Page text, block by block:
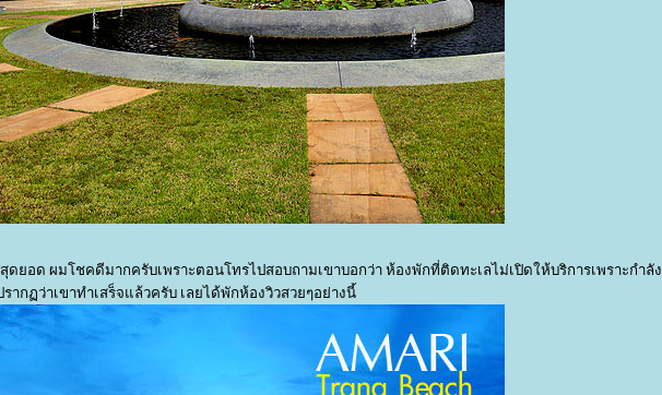
ดยอด ผมโชคดีมากครับเพราะตอนโทรไปสอบถามเขาบอกว่า ห้องพักที่ติดทะเลไม่เปิดให้บริการเพราะกำลัง
กฏว่าเขาทำเสร็จแล้วครับ เลยได้พักห้องวิวสวยๆอย่างนี้